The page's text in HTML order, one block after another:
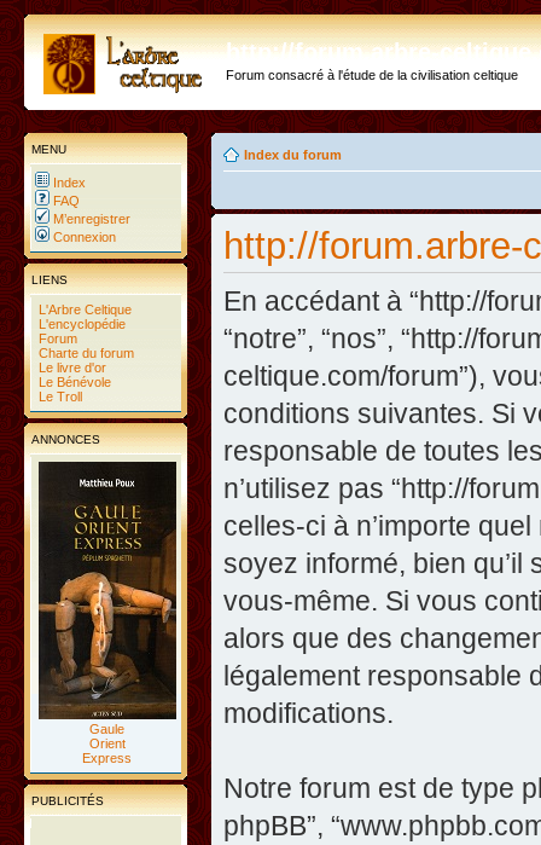
http://forum.arbre-
Forum consacré à l'étude de la civilisation celtique
MENU
Index
FAQ
M’enregistrer
Connexion
LIENS
L'Arbre Celtique
L'encyclopédie
Forum
Charte du forum
Le livre d'or
Le Bénévole
Le Troll
ANNONCES
Gaule
Orient
Express
PUBLICITÉS
Index du forum
http://forum.arbre-
En accédant à “http://
“notre”, “nos”, “http://
celtique.com/forum”),
conditions suivantes. Si
responsable de toutes
n’utilisez pas “http://
celles-ci à n’importe
soyez informé, bien
vous-même. Si vous
alors que des
légalement responsable
modifications.
Notre forum est de type
phpBB”,